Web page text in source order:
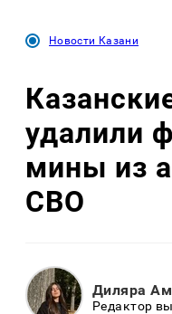
Новости Казани
удалили
мины из
СВО
Диляра
Редактор